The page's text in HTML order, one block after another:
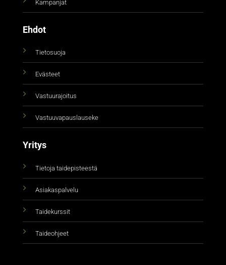
Kampanjat
Ehdot
Tietosuoja
Evästeet
Vastuurajoitus
Vastuuvapauslauseke
Yritys
Tietoja taidepisteestä
Asiakaspalvelu
Taidekurssit
Taideohjeet